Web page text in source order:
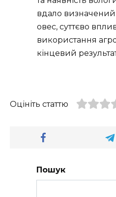
вдало визначений
овес, суттєво
використання
кінцевий
Оцініть статтю
Пошук